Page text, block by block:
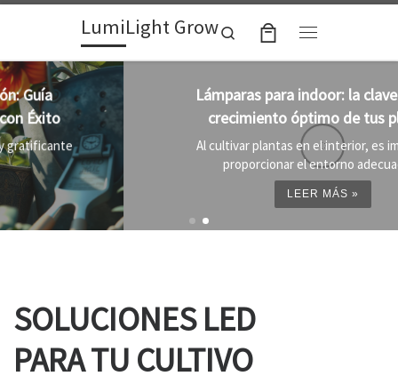
Skip to contentLumiLight Grow
Search
Lámparas para indoor: la clave para un
crecimiento óptimo de tus plantas
Al cultivar plantas en el interior, es importante
proporcionar el entorno adecuado ...
SOLUCIONES LED
PARA TU CULTIVO